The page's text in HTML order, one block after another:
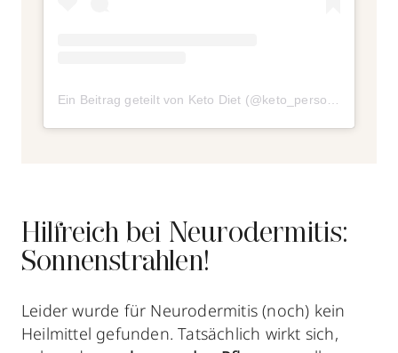
Ein Beitrag geteilt von Keto Diet (@keto_personal_diet)
Hilfreich bei Neurodermitis:
Sonnenstrahlen!
Leider wurde für Neurodermitis (noch) kein
Heilmittel gefunden. Tatsächlich wirkt sich,